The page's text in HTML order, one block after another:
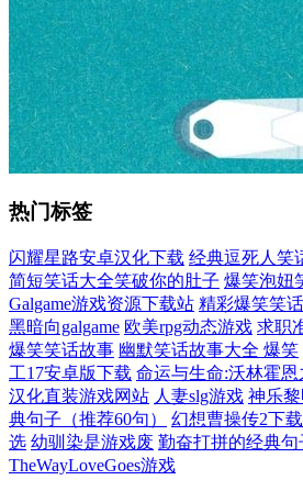
热门标签
闪耀星路安卓汉化下载 经典逗死人笑
简短笑话大全笑破你的肚子 爆笑泡妞
Galgame游戏资源下载站 精彩爆笑笑
黑暗向galgame 欧美rpg动态游戏 求职
爆笑笑话故事 幽默笑话故事大全 爆笑
工17安卓版下载 命运与生命:沃林霍
汉化直装游戏网站 人妻slg游戏 神乐
典句子（推荐60句）
幻想曹操传2下载
选 幼驯染是游戏废 勤奋打拼的经典句
TheWayLoveGoes游戏